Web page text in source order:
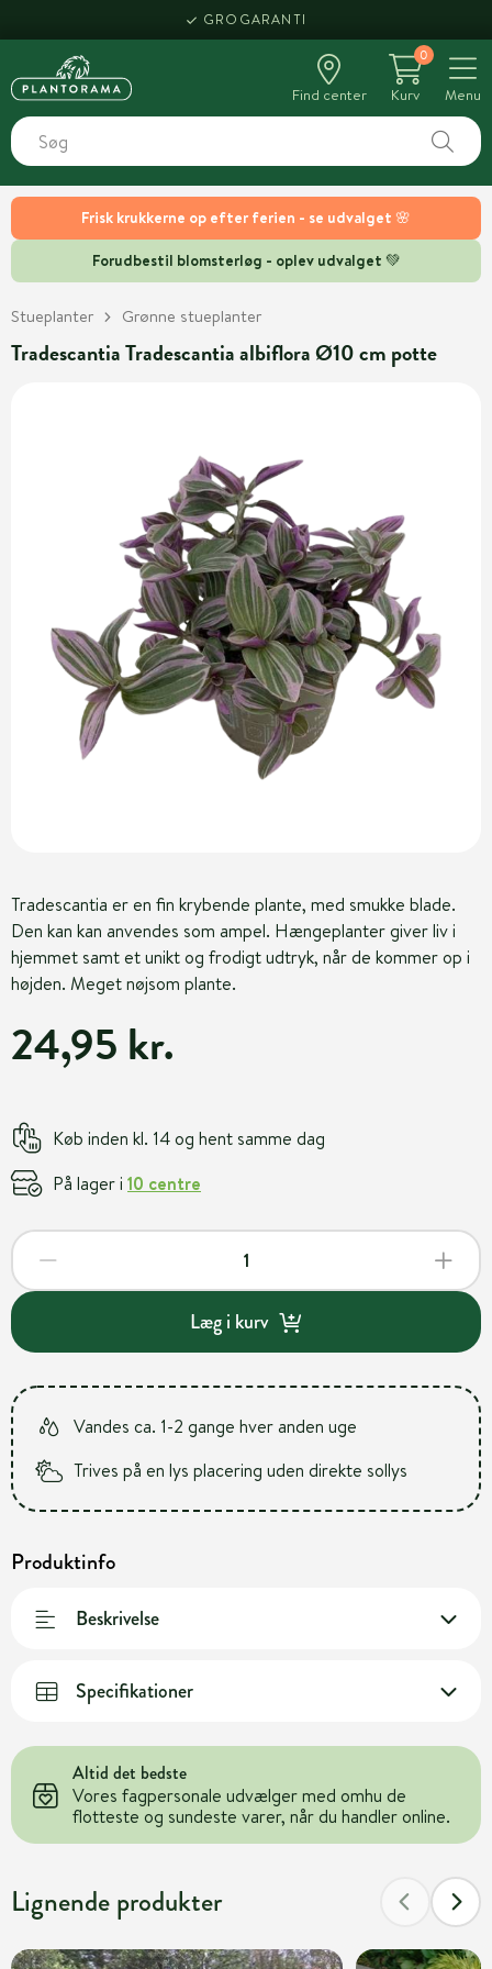
Frisk krukkerne op efter ferien - se udvalget 🌸
Forudbestil blomsterløg - oplev udvalget 💚
GROGARANTI
Find center
0
Kurv
Menu
Stueplanter Grønne stueplanter
Tradescantia Tradescantia albiflora Ø10 cm potte
Tradescantia er en fin krybende plante, med smukke blade.
Den kan kan anvendes som ampel. Hængeplanter giver liv i
hjemmet samt et unikt og frodigt udtryk, når de kommer op i
højden. Meget nøjsom plante.
24,95 kr.
Køb inden kl. 14 og hent samme dag
På lager i 10 centre
Læg i kurv
Vandes ca. 1-2 gange hver anden uge
Trives på en lys placering uden direkte sollys
Produktinfo
Beskrivelse
Specifikationer
Altid det bedste
Vores fagpersonale udvælger med omhu de
flotteste og sundeste varer, når du handler online.
Lignende produkter